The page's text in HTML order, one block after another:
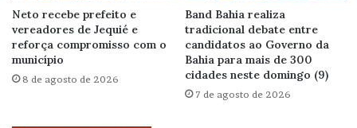
Neto recebe prefeito e
vereadores de Jequié e
reforça compromisso com o
município
8 de agosto de 2026
Band Bahia realiza
tradicional debate entre
candidatos ao Governo da
Bahia para mais de 300
cidades neste domingo (9)
7 de agosto de 2026